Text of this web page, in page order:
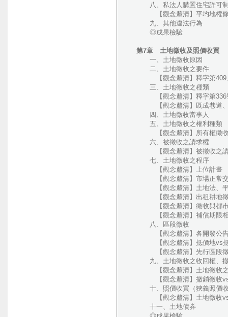
八、私法人購置住宅許可
【觀念釐清】平均地權條例
九、其他違法行為
◎成果檢驗
第7章 土地徵收及照價收買
一、土地徵收原因
二、土地徵收之要件
【觀念釐清】釋字第409、
三、土地徵收之種類
【觀念釐清】釋字第336
【觀念釐清】既成巷道、
四、土地徵收當事人
五、土地徵收之權利種類
【觀念釐清】所有權徵收vs
六、被徵收之請求權
【觀念釐清】被徵收之請
七、土地徵收之程序
【觀念釐清】上位計畫
【觀念釐清】市場正常交
【觀念釐清】土地法、平均
【觀念釐清】出租耕地徵收
【觀念釐清】徵收與都市計
【觀念釐清】補償期限相關
八、區段徵收
【觀念釐清】各開發公告
【觀念釐清】抵價地vs抵
【觀念釐清】先行區段
九、土地徵收之收回權、撤
【觀念釐清】土地徵收之收
【觀念釐清】撤銷徵收vs
十、照價收買（狹義照價
【觀念釐清】土地徵收vs
十一、土地債券